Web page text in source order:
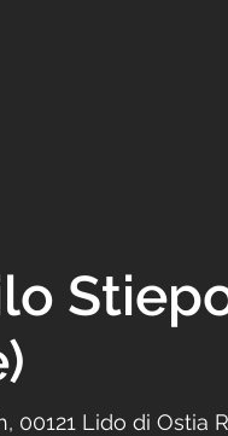
00121 Lido di Ostia